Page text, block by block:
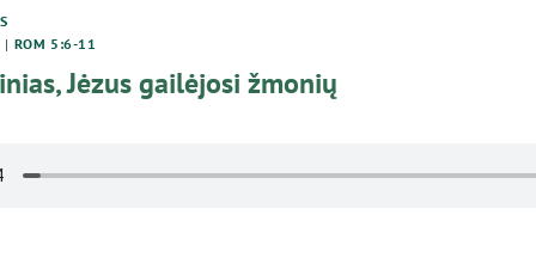
| ROM 5:6-11
Jėzus gailėjosi žmonių